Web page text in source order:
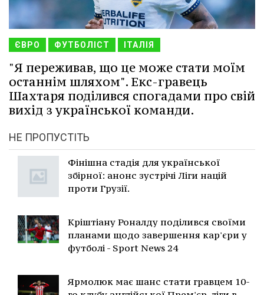
ЄВРО ФУТБОЛІСТ ІТАЛІЯ
"Я переживав, що це може стати моїм
останнім шляхом". Екс-гравець
Шахтаря поділився спогадами про свій
вихід з української команди.
НЕ ПРОПУСТІТЬ
Фінішна стадія для української
збірної: анонс зустрічі Ліги націй
проти Грузії.
Кріштіану Роналду поділився своїми
планами щодо завершення кар'єри у
футболі - Sport News 24
Ярмолюк має шанс стати гравцем 10-